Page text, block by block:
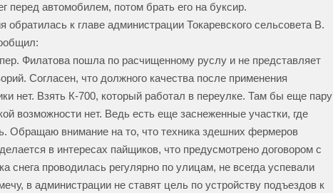
перед автомобилем, потом брать его на буксир.
обратилась к главе администрации Токаревского сельсовета В.
Филатова пошла по расчищенному руслу и не представляет
Согласен, что должного качества после применения
нет. Взять К-700, который работал в переулке. Там бы еще пару
возможности нет. Ведь есть еще заснеженные участки, где
Обращаю внимание на то, что техника здешних фермеров
в интересах пайщиков, что предусмотрено договором с
снега проводилась регулярно по улицам, не всегда успевали
в администрации не ставят цель по устройству подъездов к